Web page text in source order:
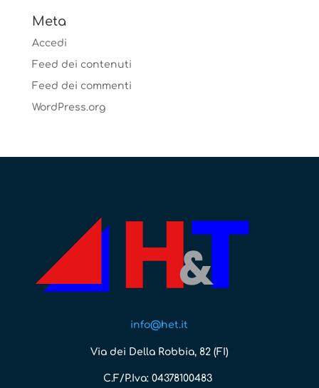
Meta
Accedi
Feed dei contenuti
Feed dei commenti
WordPress.org
info@het.it
Via dei Della Robbia, 82 (FI)
C.F/P.Iva: 04378100483